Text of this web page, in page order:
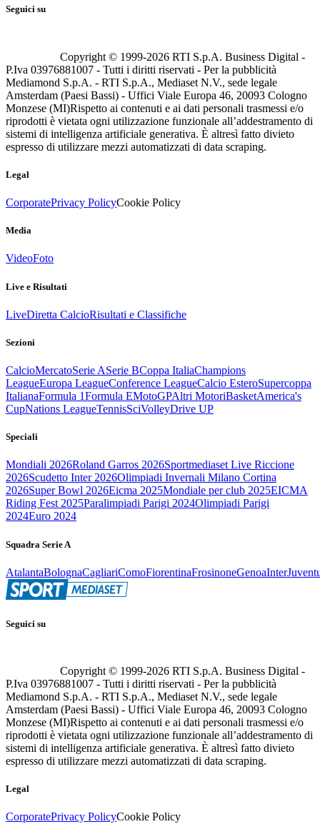
Seguici su
Copyright © 1999-2026 RTI S.p.A. Business Digital -
P.Iva 03976881007 - Tutti i diritti riservati - Per la pubblicità
Mediamond S.p.A. - RTI S.p.A., Mediaset N.V., sede legale
Amsterdam (Paesi Bassi) - Uffici Viale Europa 46, 20093 Cologno
Monzese (MI)Rispetto ai contenuti e ai dati personali trasmessi e/o
riprodotti è vietata ogni utilizzazione funzionale all’addestramento di
sistemi di intelligenza artificiale generativa. È altresì fatto divieto
espresso di utilizzare mezzi automatizzati di data scraping.
Legal
CorporatePrivacy PolicyCookie Policy
Media
VideoFoto
Live e Risultati
LiveDiretta CalcioRisultati e Classifiche
Sezioni
CalcioMercatoSerie ASerie BCoppa ItaliaChampions
LeagueEuropa LeagueConference LeagueCalcio EsteroSupercoppa
ItalianaFormula 1Formula EMotoGPAltri MotoriBasketAmerica's
CupNations LeagueTennisSciVolleyDrive UP
Speciali
Mondiali 2026Roland Garros 2026Sportmediaset Live Riccione
2026Scudetto Inter 2026Olimpiadi Invernali Milano Cortina
2026Super Bowl 2026Eicma 2025Mondiale per club 2025EICMA
Riding Fest 2025Paralimpiadi Parigi 2024Olimpiadi Parigi
2024Euro 2024
Squadra Serie A
AtalantaBolognaCagliariComoFiorentinaFrosinoneGenoaInter
Seguici su
Copyright © 1999-2026 RTI S.p.A. Business Digital -
P.Iva 03976881007 - Tutti i diritti riservati - Per la pubblicità
Mediamond S.p.A. - RTI S.p.A., Mediaset N.V., sede legale
Amsterdam (Paesi Bassi) - Uffici Viale Europa 46, 20093 Cologno
Monzese (MI)Rispetto ai contenuti e ai dati personali trasmessi e/o
riprodotti è vietata ogni utilizzazione funzionale all’addestramento di
sistemi di intelligenza artificiale generativa. È altresì fatto divieto
espresso di utilizzare mezzi automatizzati di data scraping.
Legal
CorporatePrivacy PolicyCookie Policy